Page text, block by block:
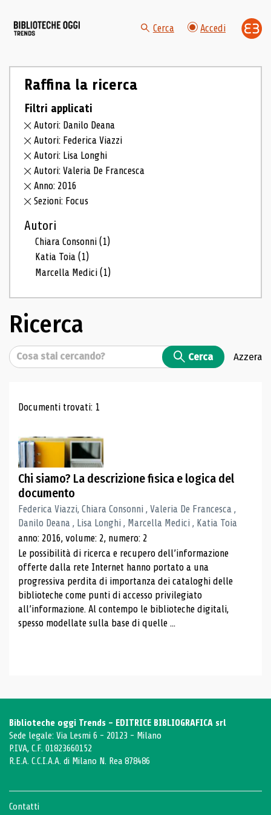
Cerca Accedi
Raffina la ricerca
Filtri applicati
Autori: Danilo Deana
Autori: Federica Viazzi
Autori: Lisa Longhi
Autori: Valeria De Francesca
Anno: 2016
Sezioni: Focus
Autori
Chiara Consonni(1)
Katia Toia(1)
Marcella Medici(1)
Ricerca
Cerca Cerca Azzera
Risultati di ricerca
Documenti trovati: 1
Chi siamo? La descrizione fisica e logica del
documento
Federica Viazzi, Chiara Consonni , Valeria De Francesca ,
Danilo Deana , Lisa Longhi , Marcella Medici , Katia Toia
anno: 2016, volume: 2, numero: 2
Le possibilità di ricerca e recupero dell’informazione
offerte dalla rete Internet hanno portato a una
progressiva perdita di importanza dei cataloghi delle
biblioteche come punti di accesso privilegiato
all’informazione. Al contempo le biblioteche digitali,
spesso modellate sulla base di quelle ...
Biblioteche oggi Trends - EDITRICE BIBLIOGRAFICA srl
Sede legale: Via Lesmi 6 - 20123 - Milano
P.IVA, C.F. 01823660152
R.E.A. C.C.I.A.A. di Milano N. Rea 878486
Contatti